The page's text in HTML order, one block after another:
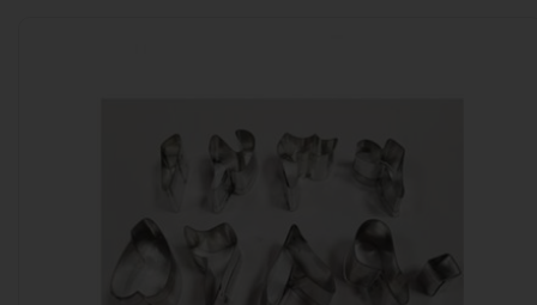
سفارشات
خروج از
حساب
کاربری